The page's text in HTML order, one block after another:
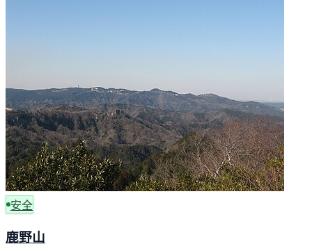
安全
鹿野山